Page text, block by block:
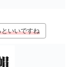
いいですね